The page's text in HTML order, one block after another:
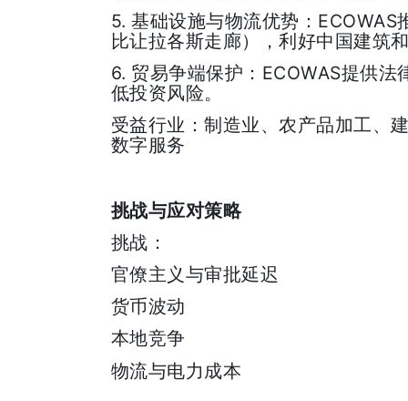
5.基础设施与物流优势： ECOWAS
比让拉各斯走廊），利好中国建筑
6. 贸易争端保护： ECOWAS提供法
低投资风险。
受益行业：制造业、农产品加工、
数字服务
挑战与应对策略
挑战：
官僚主义与审批延迟
货币波动
本地竞争
物流与电力成本